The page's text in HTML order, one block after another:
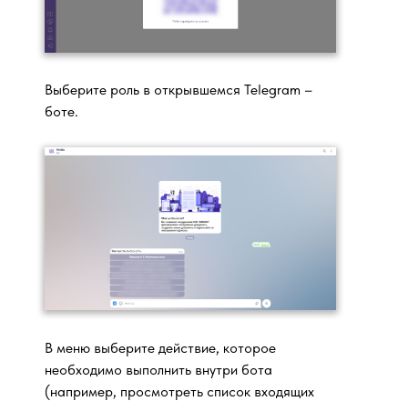
Выберите роль в открывшемся Telegram –
боте.
В меню выберите действие, которое
необходимо выполнить внутри бота
(например, просмотреть список входящих